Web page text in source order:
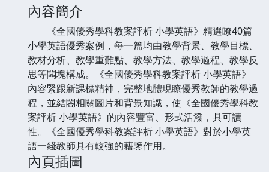
內容簡介
《全國優秀學科教案評析 小學英語》精選瞭40篇
小學英語優秀案例，每一篇均由教學背景、教學目標、
教材分析、教學重難點、教學方法、教學過程、教學反
思等闆塊構成。《全國優秀學科教案評析 小學英語》
內容緊跟新課標精神，完整地體現瞭優秀教師的教學過
程，並結閤相關圖片和背景知識，使《全國優秀學科教
案評析 小學英語》的內容豐富、形式活潑，具可讀
性。《全國優秀學科教案評析 小學英語》對於小學英
語一綫教師具有較強的藉鑒作用。
內頁插圖